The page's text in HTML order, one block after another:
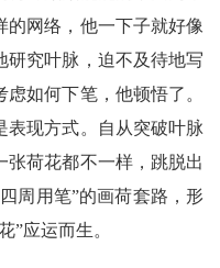
的网络，他一下子就好像
研究叶脉，迫不及待地写
如何下笔，他顿悟了。
表现方式。自从突破叶脉
张荷花都不一样，跳脱出
周用笔”的画荷套路，形
”应运而生。